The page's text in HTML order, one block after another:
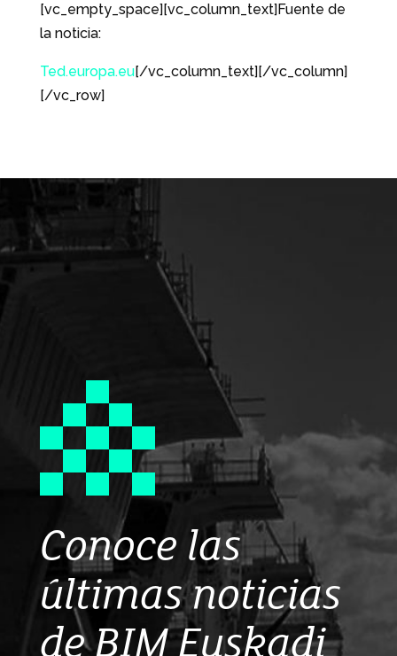
[vc_empty_space][vc_column_text]Fuente de
la noticia:
Ted.europa.eu[/vc_column_text][/vc_column]
[/vc_row]
Conoce las
últimas noticias
de BIM Euskadi